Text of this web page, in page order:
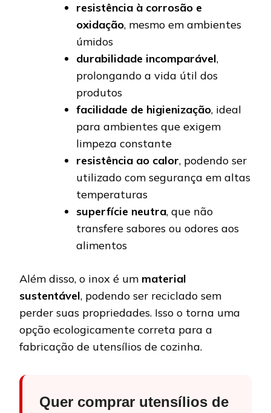
resistência à corrosão e
oxidação, mesmo em ambientes
úmidos
durabilidade incomparável,
prolongando a vida útil dos
produtos
facilidade de higienização, ideal
para ambientes que exigem
limpeza constante
resistência ao calor, podendo ser
utilizado com segurança em altas
temperaturas
superfície neutra, que não
transfere sabores ou odores aos
alimentos
Além disso, o inox é um material
sustentável, podendo ser reciclado sem
perder suas propriedades. Isso o torna uma
opção ecologicamente correta para a
fabricação de utensílios de cozinha.
Quer comprar utensílios de